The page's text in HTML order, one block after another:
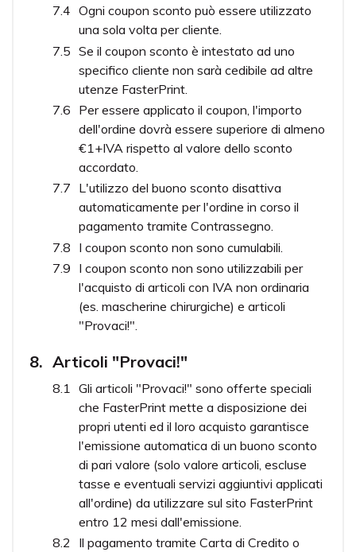
Ogni coupon sconto può essere utilizzato
una sola volta per cliente.
Se il coupon sconto è intestato ad uno
specifico cliente non sarà cedibile ad altre
utenze FasterPrint.
Per essere applicato il coupon, l'importo
dell'ordine dovrà essere superiore di almeno
€1+IVA rispetto al valore dello sconto
accordato.
L'utilizzo del buono sconto disattiva
automaticamente per l'ordine in corso il
pagamento tramite Contrassegno.
I coupon sconto non sono cumulabili.
I coupon sconto non sono utilizzabili per
l'acquisto di articoli con IVA non ordinaria
(es. mascherine chirurgiche) e articoli
"Provaci!".
Articoli "Provaci!"
Gli articoli "Provaci!" sono offerte speciali
che FasterPrint mette a disposizione dei
propri utenti ed il loro acquisto garantisce
l'emissione automatica di un buono sconto
di pari valore (solo valore articoli, escluse
tasse e eventuali servizi aggiuntivi applicati
all'ordine) da utilizzare sul sito FasterPrint
entro 12 mesi dall'emissione.
Il pagamento tramite Carta di Credito o